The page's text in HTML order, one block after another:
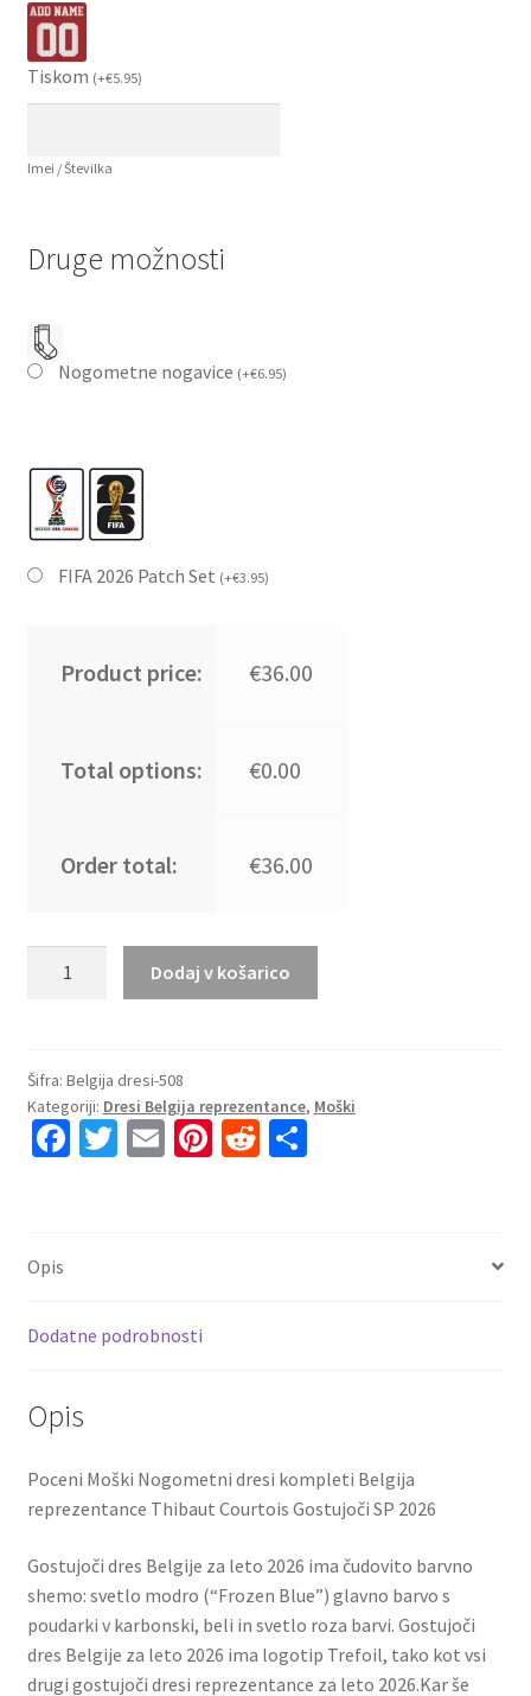
Tiskom (+€5.95)
Imei / Številka
Druge možnosti
Nogometne nogavice (+€6.95)
FIFA 2026 Patch Set (+€3.95)
Product price: €36.00
Total options: €0.00
Order total: €36.00
dresi
kompleti
Belgija
#1
2026
Dodaj v košarico
Šifra: Belgija dresi-508
Kategoriji: Dresi Belgija reprezentance, Moški
Fa
k
T E Pi R S
Opis
Dodatne podrobnosti
Opis
Poceni Moški Nogometni dresi kompleti Belgija
reprezentance Thibaut Courtois Gostujoči SP 2026
Gostujoči dres Belgije za leto 2026 ima čudovito barvno
shemo: svetlo modro (“Frozen Blue”) glavno barvo s
poudarki v karbonski, beli in svetlo roza barvi. Gostujoči
dres Belgije za leto 2026 ima logotip Trefoil, tako kot vsi
drugi gostujoči dresi reprezentance za leto 2026.Kar še